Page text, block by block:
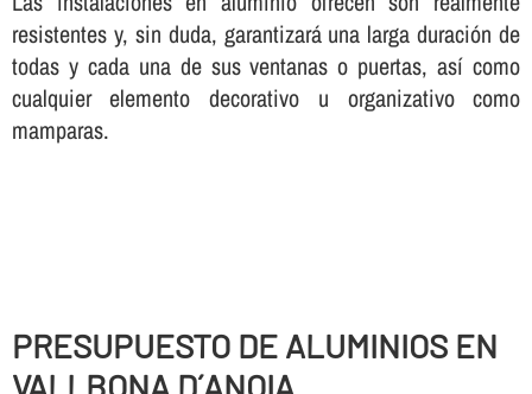
resistentes y, sin duda, garantizará una larga duración de
todas y cada una de sus ventanas o puertas, así­ como
cualquier elemento decorativo u organizativo como
mamparas.
PRESUPUESTO DE ALUMINIOS EN